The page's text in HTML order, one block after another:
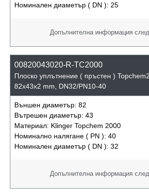
Номинален диаметър ( DN ): 25
Допълнителна информация след
00820043020-R-TC2000
Плоско уплътнение ( пръстен )
82x43x2 mm, DN32/PN10-40
Външен диаметър: 82
Вътрешен диаметър: 43
Материал: Klinger Topchem 2000
Номинално налягане ( PN ): 40
Номинален диаметър ( DN ): 32
Допълнителна информация след